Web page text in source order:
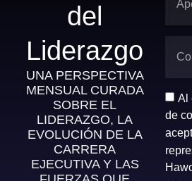
del
Liderazgo
UNA PERSPECTIVA
MENSUAL CURADA
SOBRE EL
LIDERAZGO, LA
EVOLUCIÓN DE LA
CARRERA
EJECUTIVA Y LAS
Al
de